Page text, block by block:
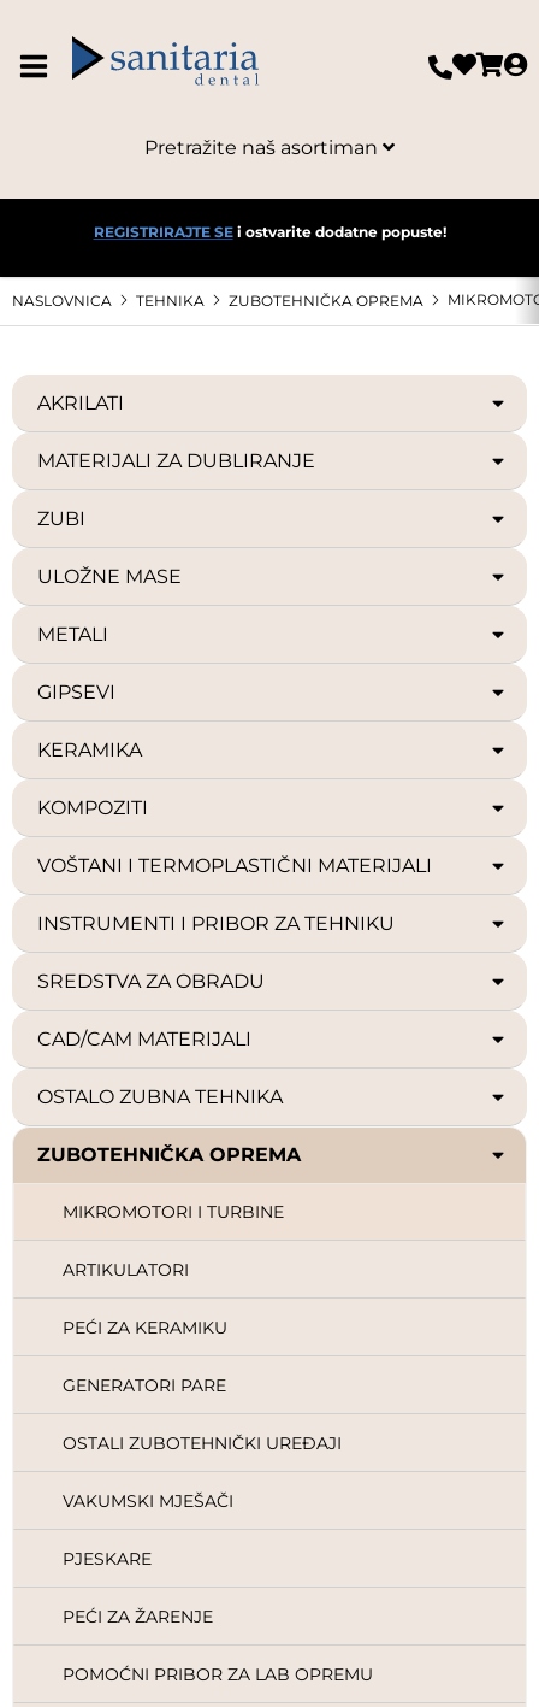
Pretražite naš asortiman
REGISTRIRAJTE SEi ostvarite dodatne popuste!
NASLOVNICA TEHNIKA ZUBOTEHNIČKA OPREMA
AKRILATI
MATERIJALI ZA DUBLIRANJE
ZUBI
ULOŽNE MASE
METALI
GIPSEVI
KERAMIKA
KOMPOZITI
VOŠTANI I TERMOPLASTIČNI MATERIJALI
INSTRUMENTI I PRIBOR ZA TEHNIKU
SREDSTVA ZA OBRADU
CAD/CAM MATERIJALI
OSTALO ZUBNA TEHNIKA
ZUBOTEHNIČKA OPREMA
MIKROMOTORI I TURBINE
ARTIKULATORI
PEĆI ZA KERAMIKU
GENERATORI PARE
OSTALI ZUBOTEHNIČKI UREĐAJI
VAKUMSKI MJEŠAČI
PJESKARE
PEĆI ZA ŽARENJE
POMOĆNI PRIBOR ZA LAB OPREMU